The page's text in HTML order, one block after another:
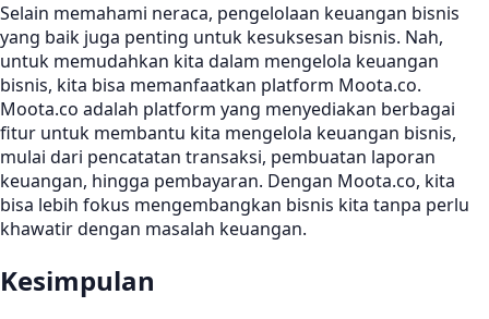
Selain memahami neraca, pengelolaan keuangan bisnis
yang baik juga penting untuk kesuksesan bisnis. Nah,
untuk memudahkan kita dalam mengelola keuangan
bisnis, kita bisa memanfaatkan platform Moota.co.
Moota.co adalah platform yang menyediakan berbagai
fitur untuk membantu kita mengelola keuangan bisnis,
mulai dari pencatatan transaksi, pembuatan laporan
keuangan, hingga pembayaran. Dengan Moota.co, kita
bisa lebih fokus mengembangkan bisnis kita tanpa perlu
khawatir dengan masalah keuangan.
Kesimpulan